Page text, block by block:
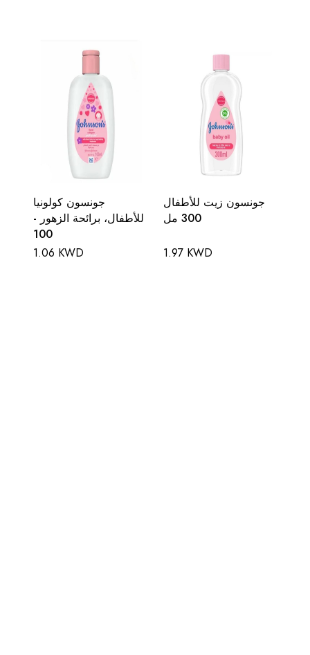
جونسون كولونيا
للأطفال، برائحة الزهور -
100
1.06 KWD
جونسون زيت للأطفال
300 مل
1.97 KWD